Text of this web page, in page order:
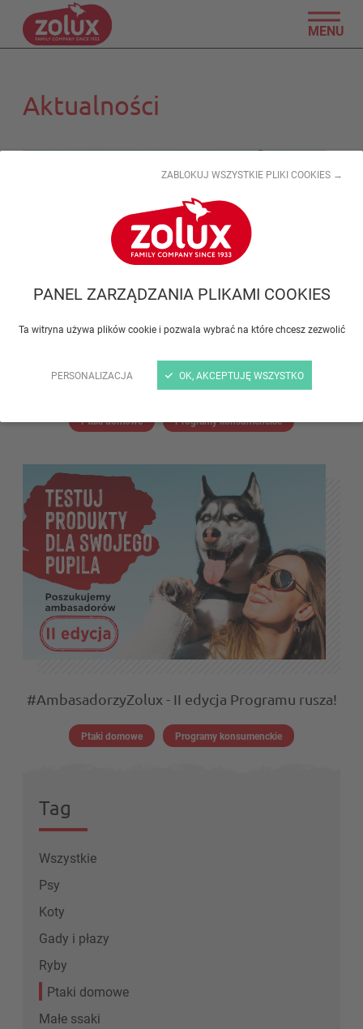
PANEL ZARZĄDZANIA PLIKAMI COOKIES
Ta witryna używa plików cookie i pozwala wybrać na które chcesz zezwolić
PERSONALIZACJA
ZABLOKUJ WSZYSTKIE PLIKI COOKIES →
OK, AKCEPTUJĘ WSZYSTKO
MENU
Aktualności
#AmbasadorzyZolux
Ptaki domowe Programy konsumenckie
#AmbasadorzyZolux - II edycja Programu rusza!
Ptaki domowe Programy konsumenckie
Tag
Wszystkie
Psy
Koty
Gady i płazy
Ryby
Ptaki domowe
Małe ssaki